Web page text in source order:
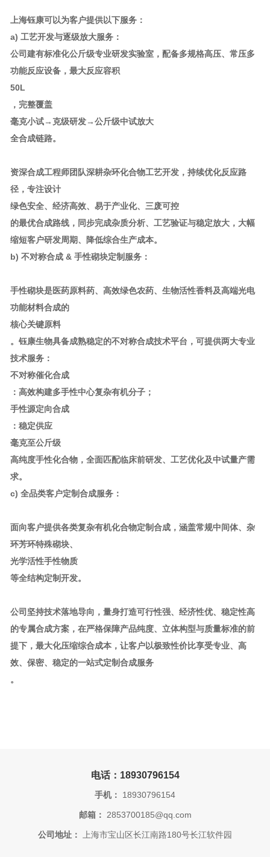
上海钰康可以为客户提供以下服务：
a) 工艺开发与逐级放大服务：
公司建有标准化公斤级专业研发实验室，配备多规格高压、常压多
功能反应设备，最大反应容积
50L
，完整覆盖
毫克小试→克级研发→公斤级中试放大
全合成链路。
资深合成工程师团队深耕杂环化合物工艺开发，持续优化反应路
径，专注设计
绿色安全、经济高效、易于产业化、三废可控
的最优合成路线，同步完成杂质分析、工艺验证与稳定放大，大幅
缩短客户研发周期、降低综合生产成本。
b) 不对称合成 & 手性砌块定制服务：
手性砌块是医药原料药、高效绿色农药、生物活性香料及高端光电
功能材料合成的
核心关键原料
。钰康生物具备成熟稳定的不对称合成技术平台，可提供两大专业
技术服务：
不对称催化合成
：高效构建多手性中心复杂有机分子；
手性源定向合成
：稳定供应
毫克至公斤级
高纯度手性化合物，全面匹配临床前研发、工艺优化及中试量产需
求。
c) 全品类客户定制合成服务：
面向客户提供各类复杂有机化合物定制合成，涵盖常规中间体、杂
环芳环特殊砌块、
光学活性手性物质
等全结构定制开发。
公司坚持技术落地导向，量身打造可行性强、经济性优、稳定性高
的专属合成方案，在严格保障产品纯度、立体构型与质量标准的前
提下，最大化压缩综合成本，让客户以极致性价比享受专业、高
效、保密、稳定的一站式定制合成服务
。
电话：18930796154
手机： 18930796154
邮箱： 2853700185@qq.com
公司地址： 上海市宝山区长江南路180号长江软件园